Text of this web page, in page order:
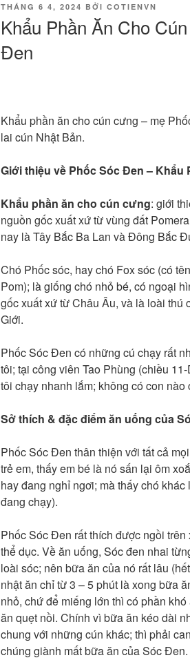
ĐĂNG
TRONG
THÁNG 6 4, 2024 BỞI COTIENVN
Khẩu Phần Ăn Cho
Đen
Khẩu phần ăn cho cún cưng – mẹ
lai cún Nhật Bản.
Giới thiệu về Phốc Sóc Đen – Khẩu
Khẩu phần ăn cho cún cưng: giới
nguồn gốc xuất xứ từ vùng đất
nay là Tây Bắc Ba Lan và Đông Bắc
Chó Phốc sóc, hay chó Fox sóc (có
Pom); là giống chó nhỏ bé, có ngoại
gốc xuất xứ từ Châu Âu, và là loài
Giới.
Phốc Sóc Đen có những cú chạy rất
tôi; tại công viên Tao Phùng (chiều
tôi chạy nhanh lắm; không có con nào
Sở thích & đặc điểm ăn uống của
Phốc Sóc Đen thân thiện với tất cả
trẻ em, thấy em bé là nó sấn lại ôm
hay đang nghỉ ngơi; mà thấy chó
đang chạy).
Phốc Sóc Đen rất thích được ngồi
thể dục. Về ăn uống, Sóc đen nhai
loài sóc; nên bữa ăn của nó rất lâu
nhật ăn chỉ từ 3 – 5 phút là xong bữa
nhỏ, chứ để miếng lớn thì có phần
ăn quẹt nồi. Chính vì bữa ăn kéo dài
chung với những cún khác; thì phải
chúng giành mất bữa ăn của Sóc Đen.